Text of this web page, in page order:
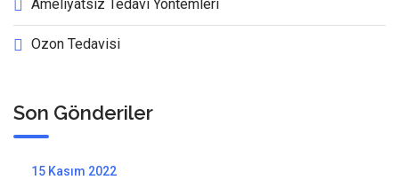
Ameliyatsız Tedavi Yöntemleri
Ozon Tedavisi
Son Gönderiler
15 Kasım 2022